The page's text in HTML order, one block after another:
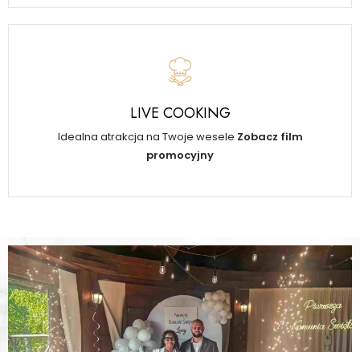
LIVE COOKING
Idealna atrakcja na Twoje wesele Zobacz film
promocyjny